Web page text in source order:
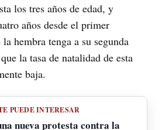
los tres años de edad, y
años desde el primer
hembra tenga a su segunda
la tasa de natalidad de esta
baja.
PUEDE INTERESAR
nueva protesta contra la